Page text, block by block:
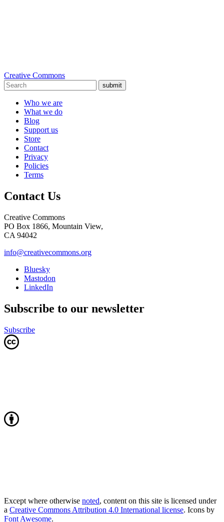
Creative Commons
submit
Who we are
What we do
Blog
Support us
Store
Contact
Privacy
Policies
Terms
Contact Us
Creative Commons
PO Box 1866, Mountain View,
CA 94042
info@creativecommons.org
Bluesky
Mastodon
LinkedIn
Subscribe to our newsletter
Subscribe
Except where otherwise noted, content on this site is licensed under
a Creative Commons Attribution 4.0 International license. Icons by
Font Awesome.